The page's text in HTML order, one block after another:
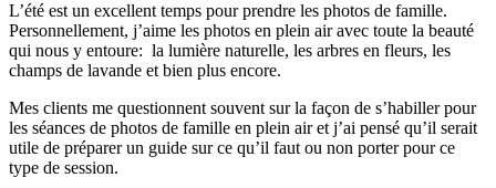
L’été est un excellent temps pour prendre les photos de famille.
Personnellement, j’aime les photos en plein air avec toute la beauté
qui nous y entoure: la lumière naturelle, les arbres en fleurs, les
champs de lavande et bien plus encore.
Mes clients me questionnent souvent sur la façon de s’habiller pour
les séances de photos de famille en plein air et j’ai pensé qu’il serait
utile de préparer un guide sur ce qu’il faut ou non porter pour ce
type de session.